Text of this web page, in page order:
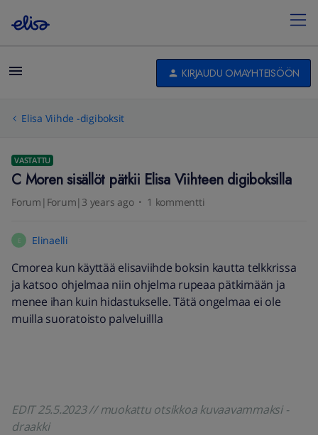
KIRJAUDU OMAYHTEISÖÖN
Elisa Viihde -digiboksit
VASTATTU
C Moren sisällöt pätkii Elisa Viihteen digiboksilla
Forum|Forum|3 years ago 1 kommentti
E Elinaelli
Cmorea kun käyttää elisaviihde boksin kautta telkkrissa
ja katsoo ohjelmaa niin ohjelma rupeaa pätkimään ja
menee ihan kuin hidastukselle. Tätä ongelmaa ei ole
muilla suoratoisto palveluillla
EDIT 25.5.2023 // muokattu otsikkoa kuvaavammaksi -
draakki